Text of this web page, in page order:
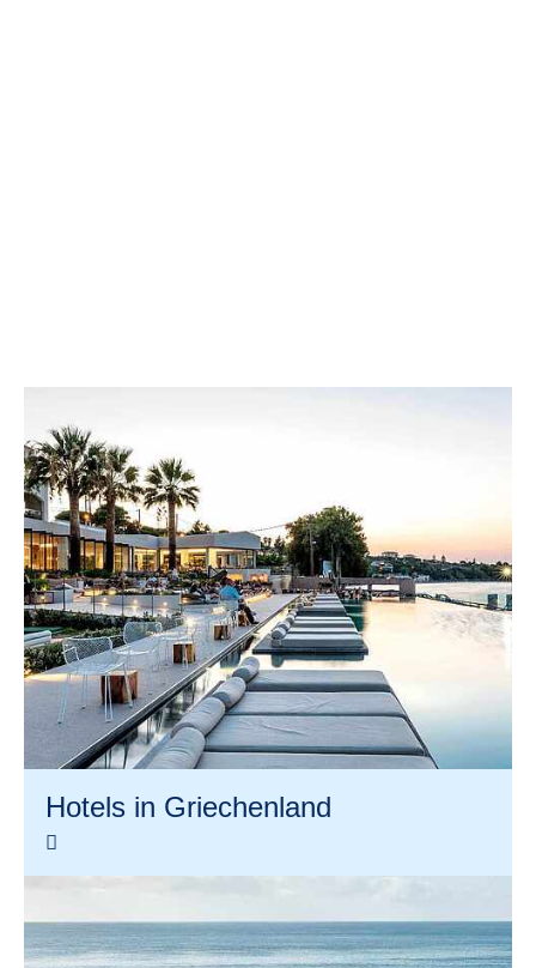
Hotels in Griechenland